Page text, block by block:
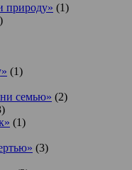
природу» (1)
(1)
семью» (2)
(1)
(3)